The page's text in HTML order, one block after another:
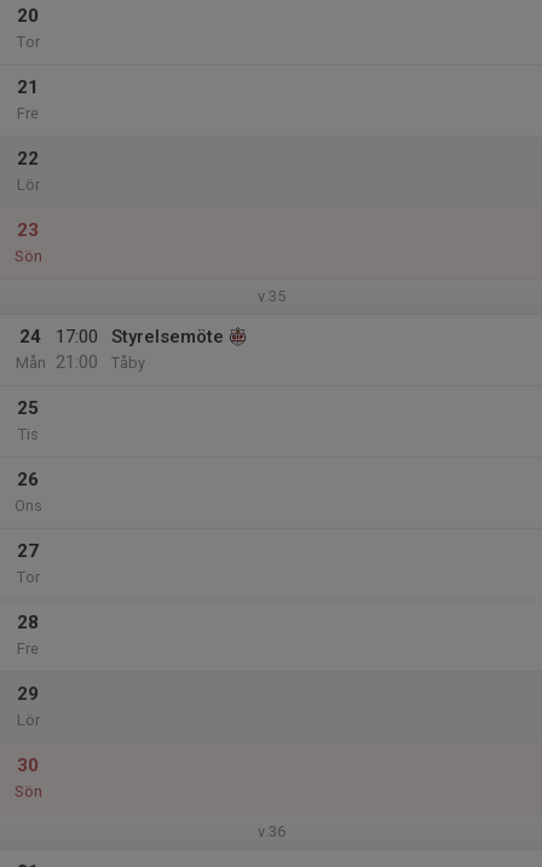
20
Tor
21
Fre
22
Lör
23
Sön
v.35
24
Mån
17:00
21:00
Styrelsemöte
Tåby
25
Tis
26
Ons
27
Tor
28
Fre
29
Lör
30
Sön
v.36